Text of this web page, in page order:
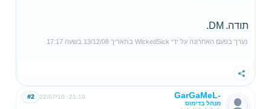
תודה. DM.
נערך בפעם האחרונה על ידי WickedSick בתאריך 13/12/08 בשעה 17:17
שתף
GarGaMeL-
מנהל בדימוס
22/07/10 21:19
#2